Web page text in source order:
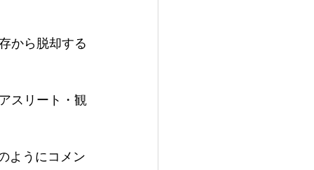
から脱却する
スリート・観
ようにコメン